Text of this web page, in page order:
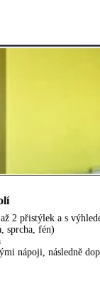
2 přistýlek a s
sprcha, fén)
nápoji, následně